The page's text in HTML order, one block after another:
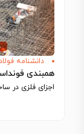
دانشنامه
همبندی